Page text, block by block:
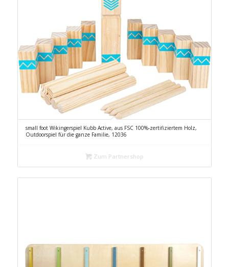
small foot Wikingerspiel Kubb Active, aus FSC 100%-zertifiziertem Holz,
Outdoorspiel für die ganze Familie, 12036
Zum Partnershop